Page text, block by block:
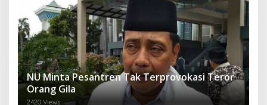
NU Minta Pesantren Tak Terprovokasi Teror
Orang Gila
2420 Views